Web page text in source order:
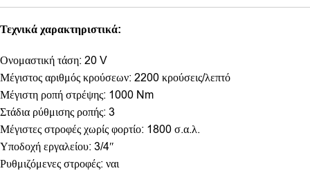
Τεχνικά χαρακτηριστικά:
Ονομαστική τάση: 20 V
Μέγιστος αριθμός κρούσεων: 2200 κρούσεις/λεπτό
Μέγιστη ροπή στρέψης: 1000 Nm
Στάδια ρύθμισης ροπής: 3
Μέγιστες στροφές χωρίς φορτίο: 1800 σ.α.λ.
Υποδοχή εργαλείου: 3/4″
Ρυθμιζόμενες στροφές: ναι